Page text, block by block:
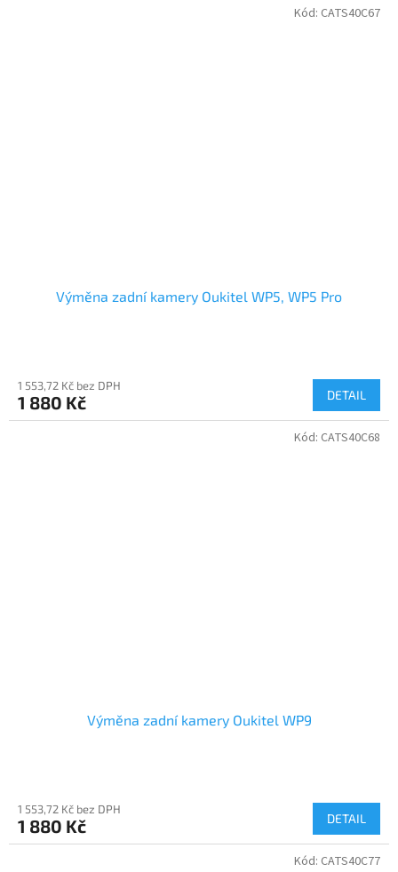
Výměna zadní kamery Oukitel WP5, WP5 Pro
1 553,72 Kč bez DPH
1 880 Kč DETAIL
Kód: CATS40C67
Výměna zadní kamery Oukitel WP9
1 553,72 Kč bez DPH
1 880 Kč DETAIL
Kód: CATS40C68
Kód: CATS40C77